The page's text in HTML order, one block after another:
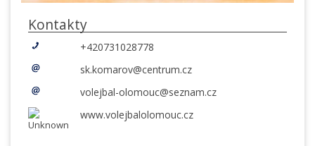
Kontakty
+420731028778
sk.komarov@centrum.cz
volejbal-olomouc@seznam.cz
www.volejbalolomouc.cz